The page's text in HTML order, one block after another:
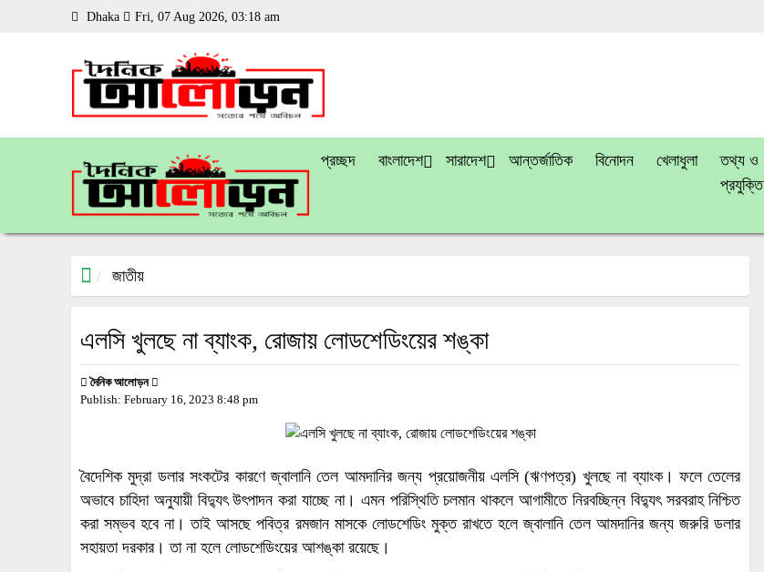
Dhaka Fri, 07 Aug 2026, 03:18 am
প্রচ্ছদ বাংলাদেশ সারাদেশ আন্তর্জাতিক বিনোদন খেলাধুলা
তথ্য ও
প্রযুক্তি
জাতীয়
এলসি খুলছে না ব্যাংক, রোজায় লোডশেডিংয়ের শঙ্কা
দৈনিক আলোড়ন
Publish: February 16, 2023 8:48 pm
বৈদেশিক মুদ্রা ডলার সংকটের কারণে জ্বালানি তেল আমদানির জন্য প্রয়োজনীয় এলসি (ঋণপত্র) খুলছে না ব্যাংক। ফলে তেলের
অভাবে চাহিদা অনুযায়ী বিদ্যুৎ উৎপাদন করা যাচ্ছে না। এমন পরিস্থিতি চলমান থাকলে আগামীতে নিরবচ্ছিন্ন বিদ্যুৎ সরবরাহ নিশ্চিত
করা সম্ভব হবে না। তাই আসছে পবিত্র রমজান মাসকে লোডশেডিং মুক্ত রাখতে হলে জ্বালানি তেল আমদানির জন্য জরুরি ডলার
সহায়তা দরকার। তা না হলে লোডশেডিংয়ের আশঙ্কা রয়েছে।